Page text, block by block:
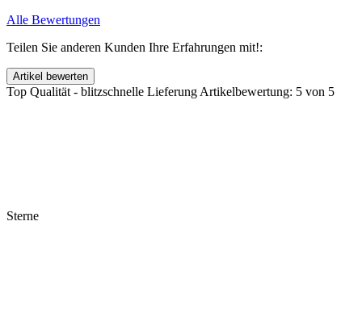
Alle Bewertungen
Teilen Sie anderen Kunden Ihre Erfahrungen mit!:
Top Qualität - blitzschnelle Lieferung Artikelbewertung: 5 von 5
Sterne